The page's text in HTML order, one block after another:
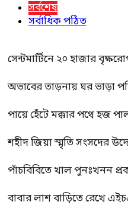
সর্বশেষ
সর্বাধিক পঠিত
সেন্টমার্টিনে ২০ হাজার
অভাবের তাড়নায় ঘর ভাড়া
পায়ে হেঁটে মক্কার পথে হজ
শহীদ জিয়া স্মৃতি সংসদের
পাঁচবিবিতে খাল পুনঃখনন
বাবার লাশ বাড়িতে রেখে